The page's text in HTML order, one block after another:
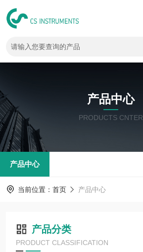
产品中心
PRODUCTS CNTER
产品中心
当前位置： 首页 产品中心
产品分类
PRODUCT CLASSIFICATION